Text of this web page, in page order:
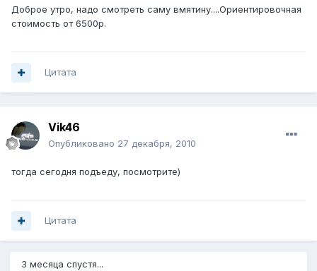
Доброе утро, надо смотреть саму вмятину....Ориентировочная
стоимость от 6500р.
Цитата
Vik46
Опубликовано 27 декабря, 2010
тогда сегодня подъеду, посмотрите)
Цитата
3 месяца спустя...